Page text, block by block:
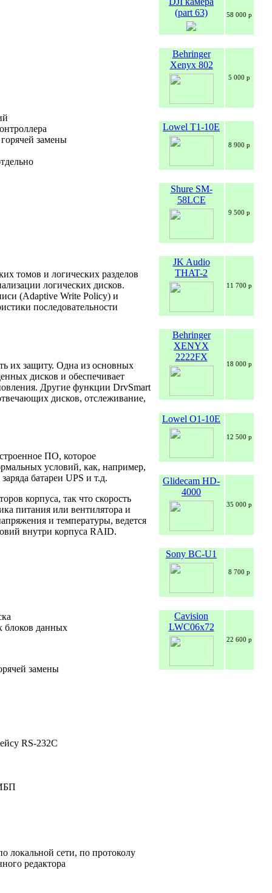
замены
томов и логических разделов
логических дисков.
(Adaptive Write Policy) и
последовательности
их защиту. Одна из основных
дисков и обеспечивает
Другие функции DrvSmart
дисков, отслеживание,
ПО, которое
условий, как, например,
батареи UPS и т.д.
корпуса, так что скорость
питания или вентилятора и
и температуры, ведется
внутри корпуса RAID.
блоков данных
замены
RS-232C
локальной сети, по протоколу
редактора
(part 63)
58 000 р
Behringer
Xenyx 802
5 000 р
Lowel T1-10E
8 900 р
Shure SM-
58LCE
9 500 р
JK Audio
THAT-2
11 700 р
Behringer
XENYX
2222FX
18 000 р
Lowel O1-10E
12 500 р
Glidecam HD-
4000
35 000 р
Sony BC-U1
8 700 р
Cavision
LWC06x72
22 600 р